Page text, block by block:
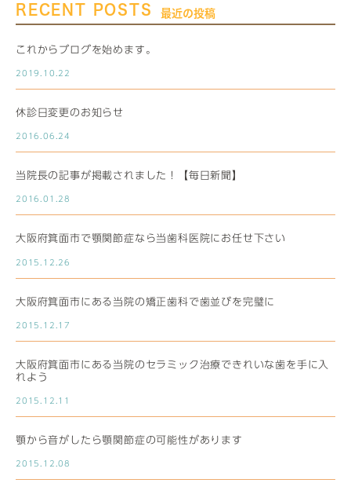
RECENT POSTS 最近の投稿
これからブログを始めます。
2019.10.22
休診日変更のお知らせ
2016.06.24
当院長の記事が掲載されました！【毎日新聞】
2016.01.28
大阪府箕面市で顎関節症なら当歯科医院にお任せ下さい
2015.12.26
大阪府箕面市にある当院の矯正歯科で歯並びを完璧に
2015.12.17
大阪府箕面市にある当院のセラミック治療できれいな歯を手に入
れよう
2015.12.11
顎から音がしたら顎関節症の可能性があります
2015.12.08